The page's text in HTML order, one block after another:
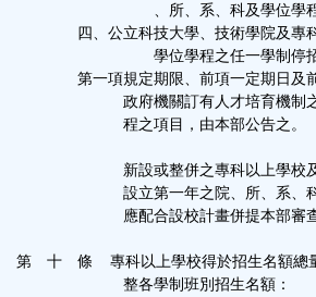
、所、系、科及學位學程，其
四、公立科技大學、技術學院及專科
學位學程之任一學制停招及專
第一項規定期限、前項一定期日及前
政府機關訂有人才培育機制之相
程之項目，由本部公告之。
新設或整併之專科以上學校及新
設立第一年之院、所、系、科與
應配合設校計畫併提本部審查
第 十 條 專科以上學校得於招生名額總
整各學制班別招生名額：